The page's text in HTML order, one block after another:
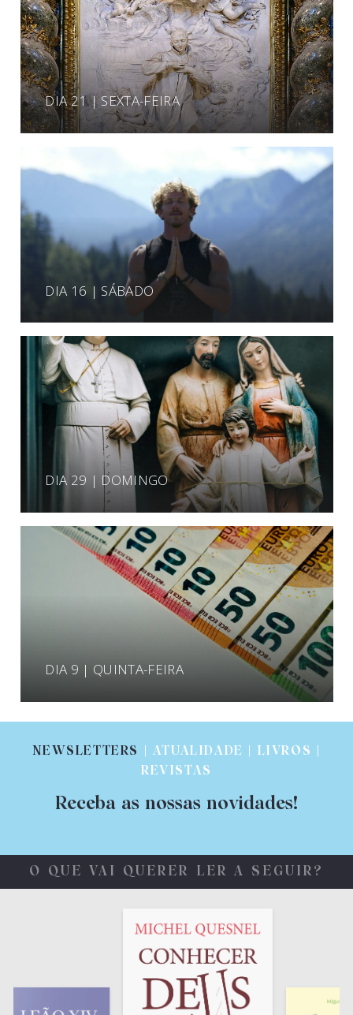
DIA 21 | SEXTA-FEIRA
DIA 16 | SÁBADO
DIA 29 | DOMINGO
DIA 9 | QUINTA-FEIRA
NEWSLETTERS
| ATUALIDADE | LIVROS |
REVISTAS
Receba as nossas novidades!
O QUE VAI QUERER LER A SEGUIR?